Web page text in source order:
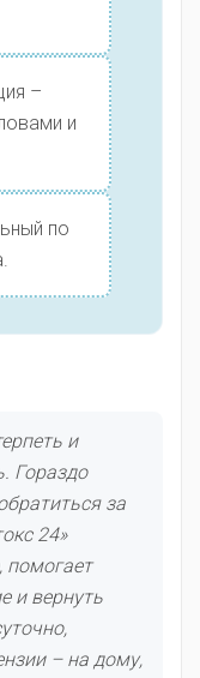
–
и
по
и
Гораздо
за
24»
помогает
и вернуть
– на дому,